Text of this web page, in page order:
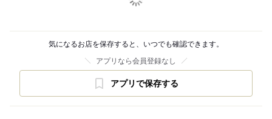
気になるお店を保存すると、いつでも確認できます。
アプリなら会員登録なし
アプリで保存する